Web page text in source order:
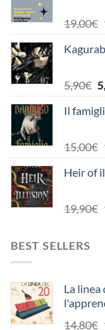
19,00€
5,90€ Il
Il
15,00€
Heir of
19,90€
BEST SELLERS
La
14,80€